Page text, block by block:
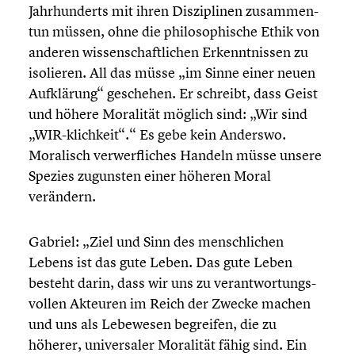
Jahrhun­derts mit ihren Diszi­pli­nen zusam­men­
tun müssen, ohne die philo­so­phi­sche Ethik von
anderen wissen­schaft­li­chen Erkennt­nis­sen zu
isolieren. All das müsse „im Sinne einer neuen
Aufklä­rung“ geschehen. Er schreibt, dass Geist
und höhere Moralität möglich sind: „Wir sind
„WIR-klichkeit“.“ Es gebe kein Anderswo.
Moralisch verwerf­li­ches Handeln müsse unsere
Spezies zugunsten einer höheren Moral
verändern.
Gabriel: „Ziel und Sinn des mensch­li­chen
Lebens ist das gute Leben. Das gute Leben
besteht darin, dass wir uns zu verant­wor­tungs­
vol­len Akteuren im Reich der Zwecke machen
und uns als Lebewesen begreifen, die zu
höherer, univer­sa­ler Moralität fähig sind. Ein